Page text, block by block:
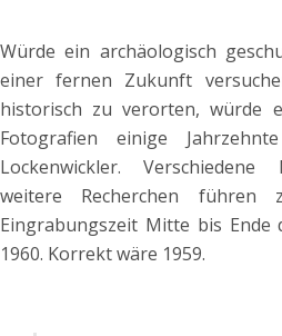
Würde ein archäologisch
einer fernen Zukunft
historisch zu verorten, würde
Fotografien einige
Lockenwickler. Verschiedene
weitere Recherchen führen
Eingrabungszeit Mitte bis Ende
1960. Korrekt wäre 1959.